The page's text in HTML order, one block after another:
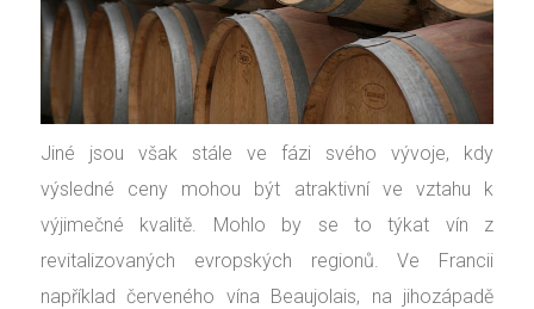
Jiné jsou však stále ve fázi svého vývoje, kdy
výsledné ceny mohou být atraktivní ve vztahu k
výjimečné kvalitě. Mohlo by se to týkat vín z
revitalizovaných evropských regionů. Ve Francii
například červeného vína Beaujolais, na jihozápadě